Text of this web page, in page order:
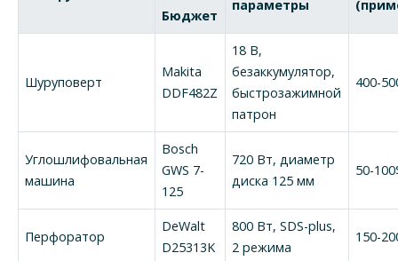
Бюджет
параметры
Шуруповерт
Makita
DDF482Z
18 В,
безаккумулятор,
быстрозажимной
патрон
400-
Углошлифовальная
машина
Bosch
GWS 7-
125
720 Вт, диаметр
диска 125 мм
50-
Перфоратор
DeWalt
D25313K
800 Вт, SDS-plus,
2 режима
150-